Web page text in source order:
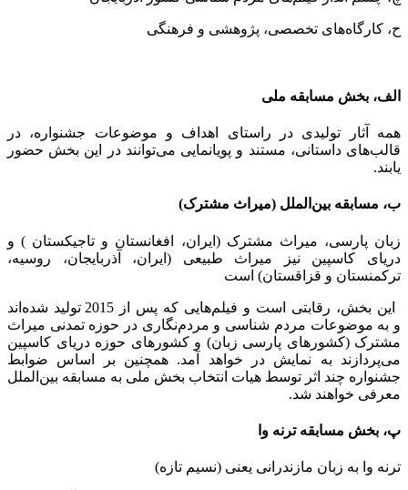
ح، کارگاه‌های تخصصی، پژوهشی و فرهنگی
الف، بخش مسابقه ملی
همه آثار تولیدی در راستای اهداف و موضوعات جشنواره، در
قالب‌های داستانی، مستند و پویانمایی می‌توانند در این بخش حضور
یابند.
ب، مسابقه بین‌الملل (میراث مشترک)
زبان پارسی، میراث مشترک (ایران، افغانستان و تاجیکستان ) و
دریای کاسپین نیز میراث طبیعی (ایران، آذربایجان، روسیه،
ترکمنستان و قزاقستان) است
این بخش، رقابتی است و فیلم‌هایی که پس از 2015 تولید شده‌اند
و به موضوعات مردم شناسی و مردم‌نگاری در حوزه تمدنی میراث
مشترک (کشورهای پارسی زبان) و کشورهای حوزه دریای کاسپین
می‌پردازند به نمایش در خواهد آمد. همچنین بر اساس ضوابط
جشنواره چند اثر توسط هیات انتخاب بخش ملی به مسابقه بین‌الملل
معرفی خواهند شد.
پ، بخش مسابقه ترنه وا
ترنه وا به زبان مازندرانی یعنی (نسیم تازه)